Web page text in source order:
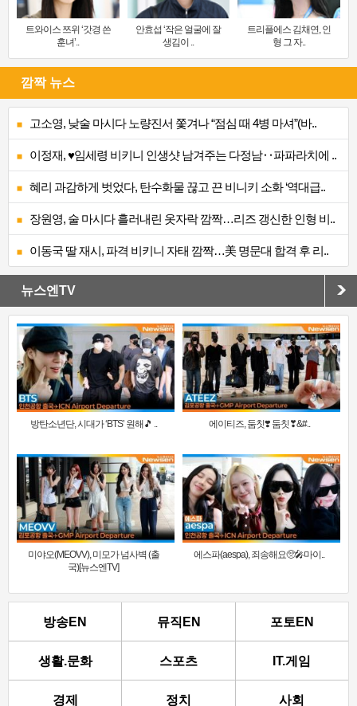
트와이스 쯔위 ‘갓경 쓴
훈녀’..
안효섭 ‘작은 얼굴에 잘
생김이 ..
트리플에스 김채연, 인
형 그 자..
깜짝 뉴스
고소영, 낮술 마시다 노량진서 쫓겨나 “점심 때 4병 마셔”(바..
이정재, ♥임세령 비키니 인생샷 남겨주는 다정남‥파파라치에 ..
혜리 과감하게 벗었다, 탄수화물 끊고 끈 비니키 소화 ‘역대급..
장원영, 술 마시다 흘러내린 옷자락 깜짝…리즈 갱신한 인형 비..
이동국 딸 재시, 파격 비키니 자태 깜짝…美 명문대 합격 후 리..
뉴스엔TV
방탄소년단, 시대가 ‘BTS’ 원해🎵 .. 에이티즈, 둠칫❣️ 둠칫❣&#..
미야오(MEOVV), 미모가 넘사벽 (출
국)[뉴스엔TV]
에스파(aespa), 죄송해요🥺🎤마이..
방송EN 뮤직EN 포토EN
생활.문화 스포츠 IT.게임
경제 정치 사회